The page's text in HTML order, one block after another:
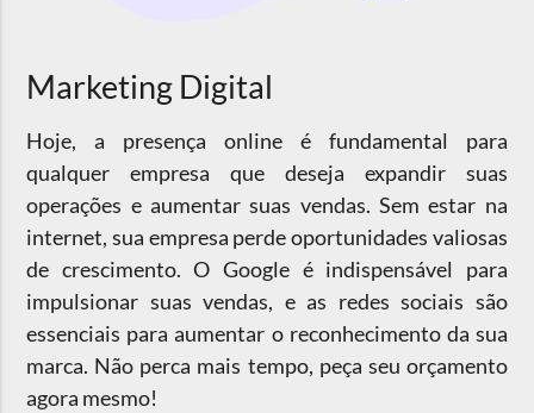
Marketing Digital
Hoje, a presença online é fundamental para
qualquer empresa que deseja expandir suas
operações e aumentar suas vendas. Sem estar na
internet, sua empresa perde oportunidades valiosas
de crescimento. O Google é indispensável para
impulsionar suas vendas, e as redes sociais são
essenciais para aumentar o reconhecimento da sua
marca. Não perca mais tempo, peça seu orçamento
agora mesmo!